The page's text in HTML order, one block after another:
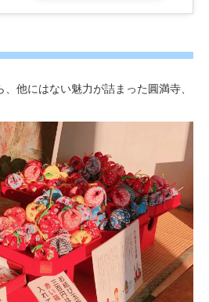
他にはない魅力が詰まった圓満寺、